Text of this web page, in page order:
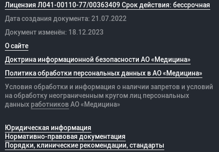
Лицензия Л041-00110-77/00363409 Срок действия: бессрочная
Дата создания документа: 21.07.2022
Документ изменён: 18.12.2023
О сайте
Доктрина информационной безопасности АО «Медицина»
Политика обработки персональных данных в АО «Медицина»
Условия обработки и информация о наличии запретов и условий
на обработку неограниченным кругом лиц персональных
данных работников АО «Медицина»
Юридическая информация
Нормативно-правовая документация
Порядки, клинические рекомендации, стандарты